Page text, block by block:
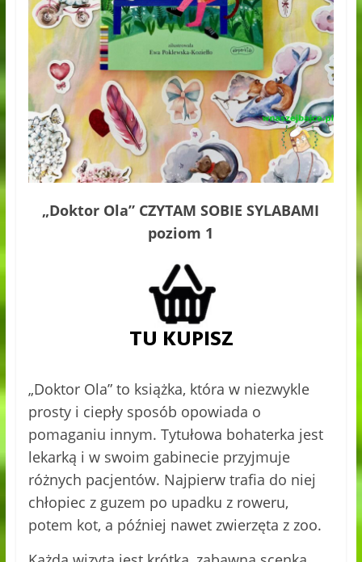
„Doktor Ola” CZYTAM SOBIE SYLABAMI
poziom 1
„Doktor Ola” to książka, która w niezwykle
prosty i ciepły sposób opowiada o
pomaganiu innym. Tytułowa bohaterka jest
lekarką i w swoim gabinecie przyjmuje
różnych pacjentów. Najpierw trafia do niej
chłopiec z guzem po upadku z roweru,
potem kot, a później nawet zwierzęta z zoo.